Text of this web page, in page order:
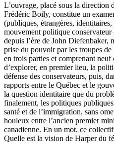
L’ouvrage, placé sous la direction
Frédéric Boily, constitue un
(publiques, étrangères,
mouvement politique conservateur
depuis l’ère de John Diefenbaker,
prise du pouvoir par les troupes
en trois parties et comprenant
d’explorer, en premier lieu, la
défense des conservateurs, puis,
rapports entre le Québec et le
la question identitaire que du
finalement, les politiques
santé et de l’immigration, sans
houleux entre l’ancien premier
canadienne. En un mot, ce
Quelle est la vision de Harper du